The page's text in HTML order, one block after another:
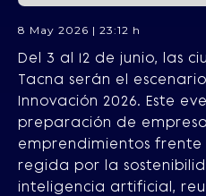
8 May 2026 | 23:12 h
Del 3 al 12 de junio, las
Tacna serán el
Innovación 2026. Este
preparación de
emprendimientos
regida por la
inteligencia artificial,